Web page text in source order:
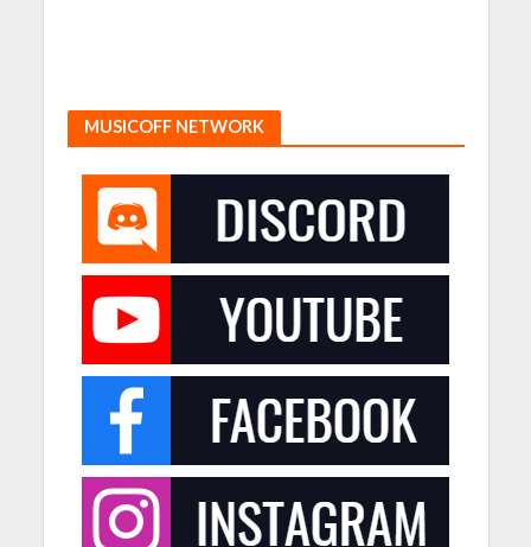
MUSICOFF NETWORK